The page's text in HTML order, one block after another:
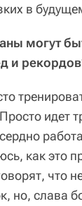
в
могут
и
идет
как это
что
но, слава